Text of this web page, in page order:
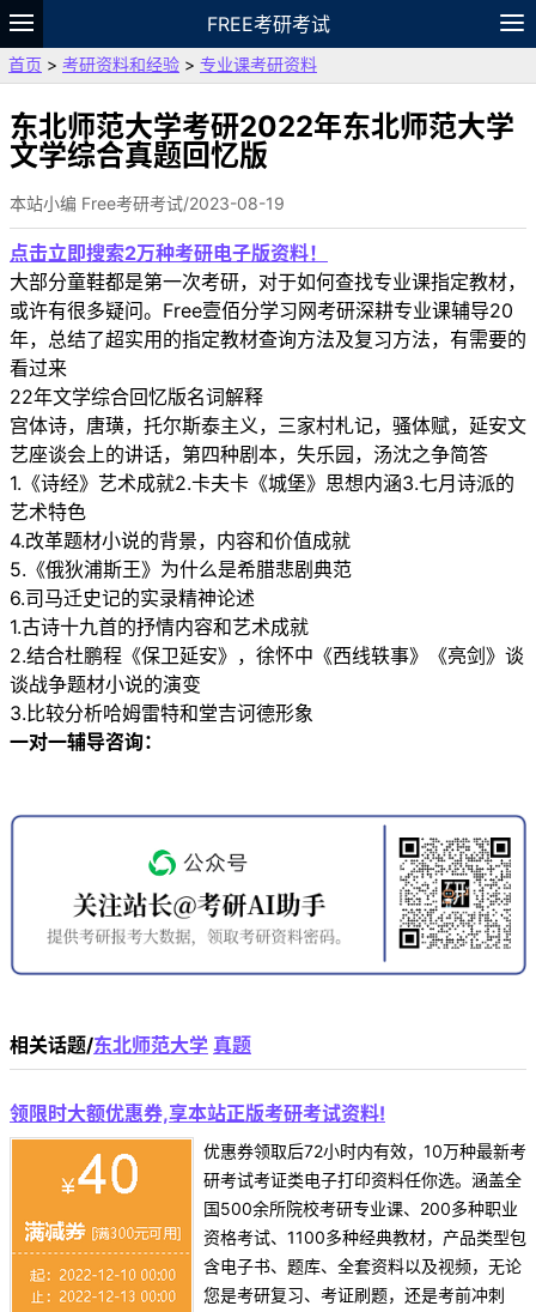
FREE考研考试
题库
故事 专题 APP
VIP
资料
首页 > 考研资料和经验 > 专业课考研资料
东北师范大学考研2022年东北师范大学
文学综合真题回忆版
本站小编 Free考研考试/2023-08-19
点击立即搜索2万种考研电子版资料！
大部分童鞋都是第一次考研，对于如何查找专业课指定教材，
或许有很多疑问。Free壹佰分学习网考研深耕专业课辅导20
年，总结了超实用的指定教材查询方法及复习方法，有需要的
看过来
22年文学综合回忆版名词解释
宫体诗，唐璜，托尔斯泰主义，三家村札记，骚体赋，延安文
艺座谈会上的讲话，第四种剧本，失乐园，汤沈之争简答
1.《诗经》艺术成就2.卡夫卡《城堡》思想内涵3.七月诗派的
艺术特色
4.改革题材小说的背景，内容和价值成就
5.《俄狄浦斯王》为什么是希腊悲剧典范
6.司马迁史记的实录精神论述
1.古诗十九首的抒情内容和艺术成就
2.结合杜鹏程《保卫延安》，徐怀中《西线轶事》《亮剑》谈
谈战争题材小说的演变
3.比较分析哈姆雷特和堂吉诃德形象
一对一辅导咨询：
相关话题/东北师范大学 真题
领限时大额优惠券,享本站正版考研考试资料!
优惠券领取后72小时内有效，10万种最新考
研考试考证类电子打印资料任你选。涵盖全
国500余所院校考研专业课、200多种职业
资格考试、1100多种经典教材，产品类型包
含电子书、题库、全套资料以及视频，无论
您是考研复习、考证刷题，还是考前冲刺